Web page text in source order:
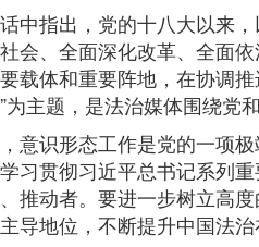
指出，党的十八大以来，
会、全面深化改革、全面
载体和重要阵地，在协调
为主题，是法治媒体围绕党
识形态工作是党的一项极
习贯彻习近平总书记系列
推动者。要进一步树立高
导地位，不断提升中国法治